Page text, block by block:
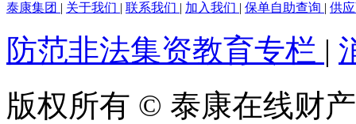
泰康集团 | 关于我们 | 联系我们 | 加入我们 | 保单自助查询 | 供
防范非法集资教育专栏 |
版权所有 © 泰康在线财